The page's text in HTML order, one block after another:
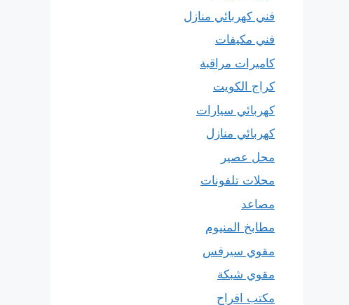
فني كهربائي منازل
فني مكيفات
كاميرات مراقبة
كراج الكويت
كهربائي سيارات
كهربائي منازل
محل عصير
محلات تلفونات
مصاعد
مطابخ المنيوم
مقوي سيرفس
مقوي شبكة
مكتب افراح